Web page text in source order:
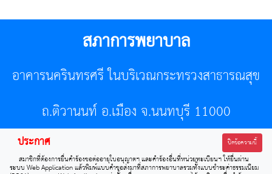
สภาการพยาบาล
อาคารนครินทรศรี ในบริเวณกระทรวงสาธารณสุข
ถ.ติวานนท์ อ.เมือง จ.นนทบุรี 11000
โทรศัพท์ 02-596-7500 โทรสาร 0-2589-7121 E-mail :
center@tnmc.or.th
ประกาศ ปิดข้อความนี้
สมาชิกที่ต้องการยื่นคำร้องขอต่ออายุใบอนุญาตฯ และคำร้องอื่นที่หน่วยทะเบียนฯ ให้ยื่นผ่าน
ระบบ Web Application แล้วพิมพ์แบบคำขอส่งมาที่สภาการพยาบาลรวมทั้งแบบชำระค่าธรรมเนียม